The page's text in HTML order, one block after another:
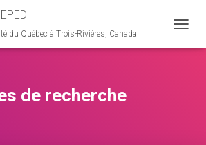
du Québec à Trois-Rivières, Canada
É
de recherche